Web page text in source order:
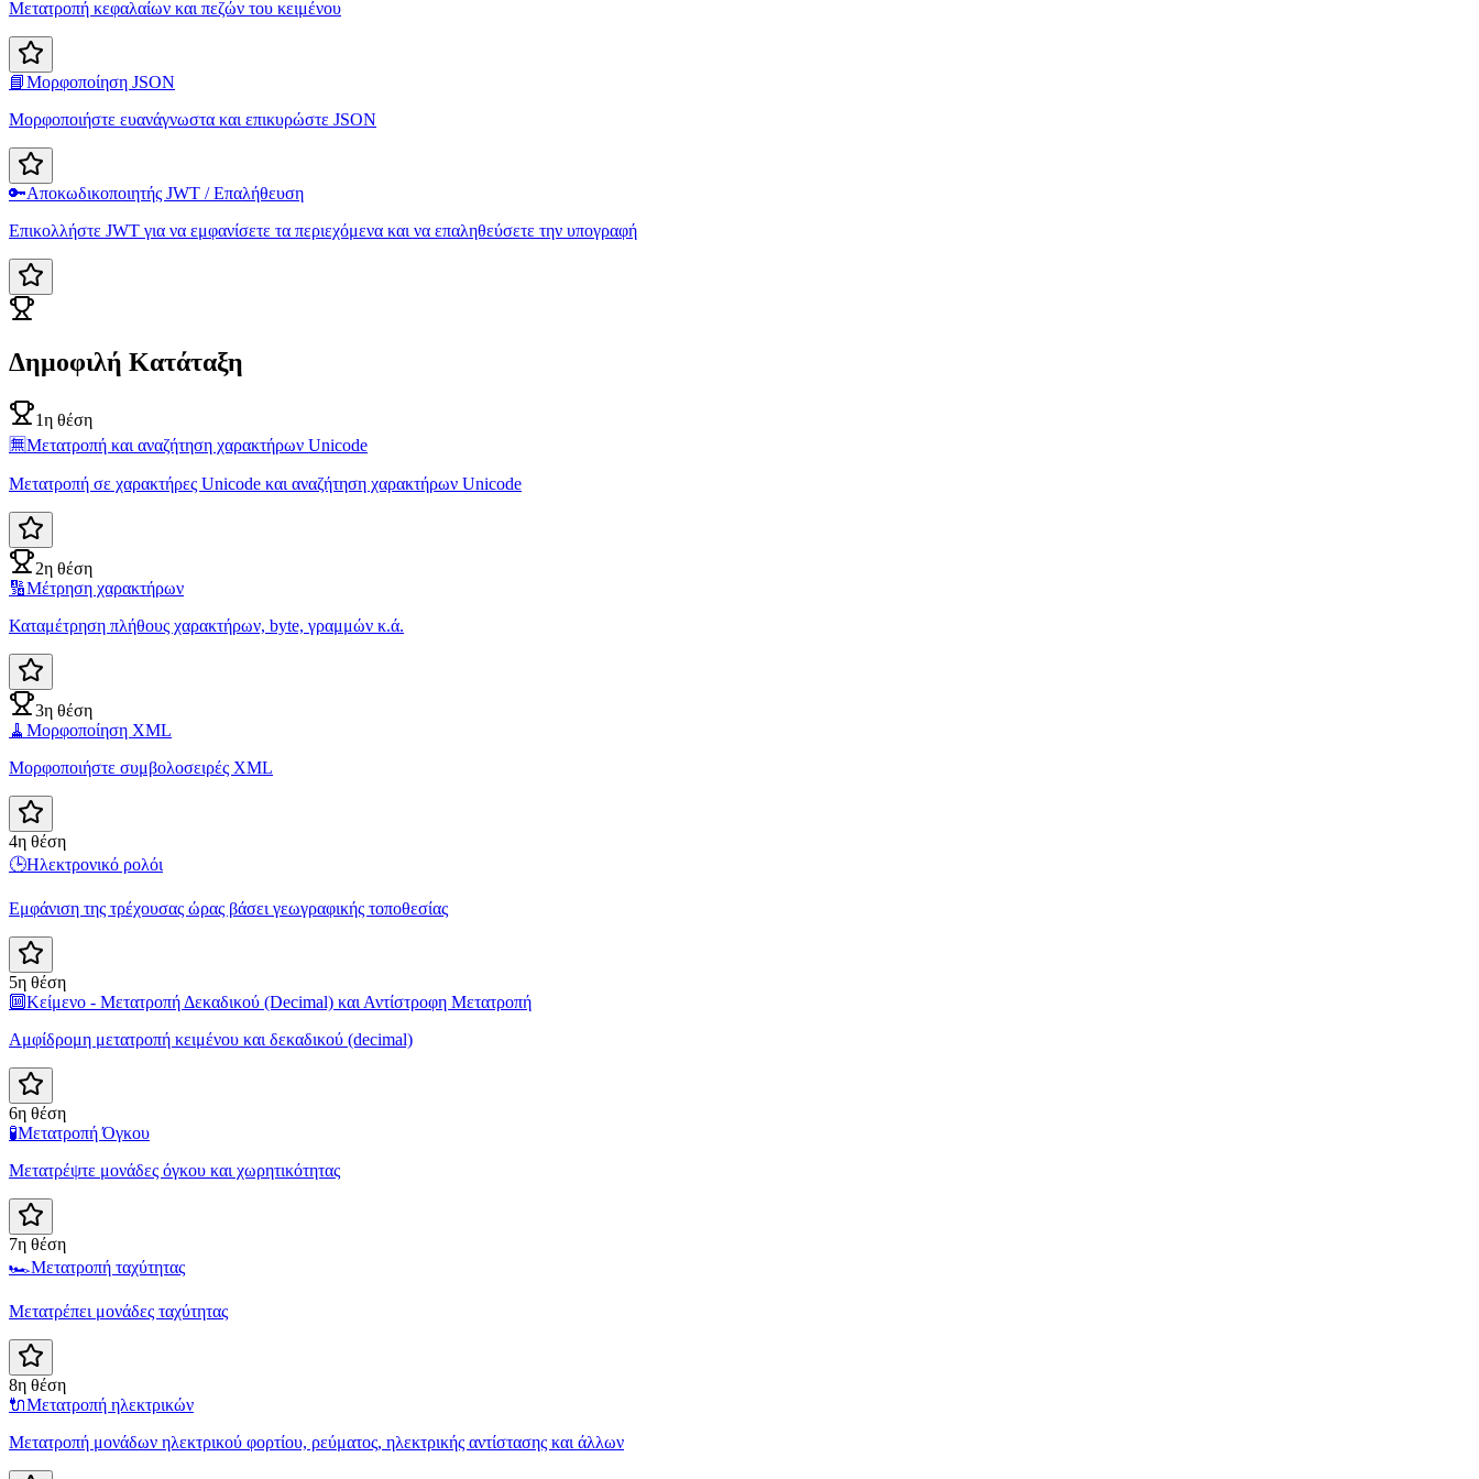
Μετατροπή κεφαλαίων και πεζών του κειμένου
📘Μορφοποίηση JSON
Μορφοποιήστε ευανάγνωστα και επικυρώστε JSON
🔑Αποκωδικοποιητής JWT / Επαλήθευση
Επικολλήστε JWT για να εμφανίσετε τα περιεχόμενα και να επαληθεύσετε την υπογραφή
Δημοφιλή Κατάταξη
1η θέση
🈚Μετατροπή και αναζήτηση χαρακτήρων Unicode
Μετατροπή σε χαρακτήρες Unicode και αναζήτηση χαρακτήρων Unicode
2η θέση
🔢Μέτρηση χαρακτήρων
Καταμέτρηση πλήθους χαρακτήρων, byte, γραμμών κ.ά.
3η θέση
🧹 Μορφοποίηση XML
Μορφοποιήστε συμβολοσειρές XML
4η θέση
🕒Ηλεκτρονικό ρολόι
Εμφάνιση της τρέχουσας ώρας βάσει γεωγραφικής τοποθεσίας
5η θέση
🔟Κείμενο - Μετατροπή Δεκαδικού (Decimal) και Αντίστροφη Μετατροπή
Αμφίδρομη μετατροπή κειμένου και δεκαδικού (decimal)
6η θέση
🧪Μετατροπή Όγκου
Μετατρέψτε μονάδες όγκου και χωρητικότητας
7η θέση
🏎️Μετατροπή ταχύτητας
Μετατρέπει μονάδες ταχύτητας
8η θέση
🔌Μετατροπή ηλεκτρικών
Μετατροπή μονάδων ηλεκτρικού φορτίου, ρεύματος, ηλεκτρικής αντίστασης και άλλων